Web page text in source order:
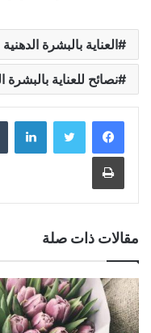
العناية بالبشرة الدهنية
نصائح للعناية بالبشرة
طباعة
مقالات ذات صلة